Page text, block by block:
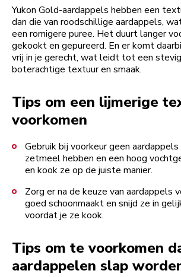
Yukon Gold-aardappels hebben een
dan die van roodschillige aardappels,
een romigere puree. Het duurt langer
gekookt en gepureerd. En er komt
vrij in je gerecht, wat leidt tot een
boterachtige textuur en smaak.
Tips om een lijmerige
voorkomen
Gebruik bij voorkeur geen
zetmeel hebben en een hoog
en kook ze op de juiste manier.
Zorg er na de keuze van aardappels
goed schoonmaakt en snijd ze in
voordat je ze kook.
Tips om te voorkomen
aardappelen slap